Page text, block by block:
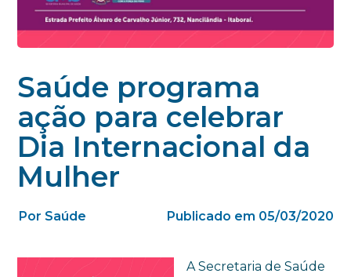
Saúde programa
ação para celebrar
Dia Internacional da
Mulher
Por Saúde Publicado em 05/03/2020
A Secretaria de Saúde